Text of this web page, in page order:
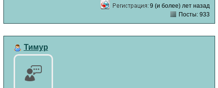
9 (и более) лет назад
Посты: 933
Тимур